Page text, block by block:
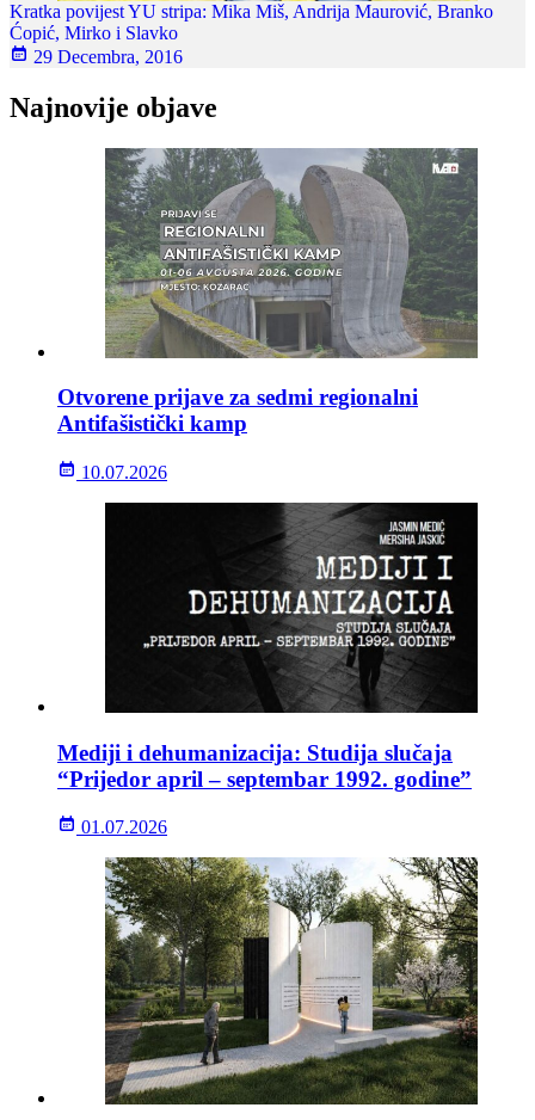
Kratka povijest YU stripa: Mika Miš, Andrija Maurović, Branko
Ćopić, Mirko i Slavko
29 Decembra, 2016
Najnovije objave
Otvorene prijave za sedmi regionalni
Antifašistički kamp
10.07.2026
Mediji i dehumanizacija: Studija slučaja
“Prijedor april – septembar 1992. godine”
01.07.2026